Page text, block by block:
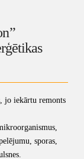
jo iekārtu remonts
sporas,